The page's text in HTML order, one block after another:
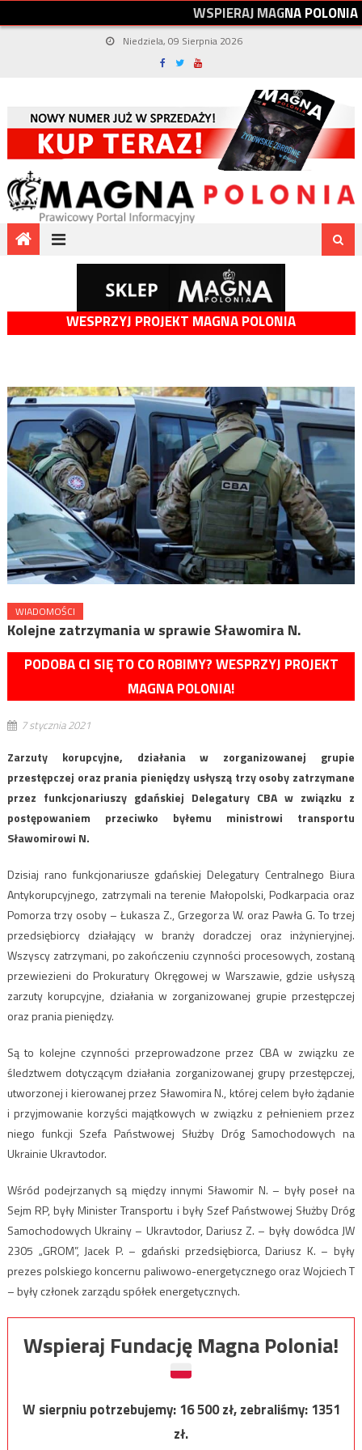
WSPIERAJMAGNAPOLONIA
Niedziela, 09 Sierpnia 2026
WESPRZYJ PROJEKT MAGNA POLONIA
WIADOMOŚCI
Kolejne zatrzymania w sprawie Sławomira N.
PODOBA CI SIĘ TO CO ROBIMY? WESPRZYJ PROJEKT
MAGNA POLONIA!
7 stycznia 2021
Zarzuty korupcyjne, działania w zorganizowanej grupie
przestępczej oraz prania pieniędzy usłyszą trzy osoby zatrzymane
przez funkcjonariuszy gdańskiej Delegatury CBA w związku z
postępowaniem przeciwko byłemu ministrowi transportu
Sławomirowi N.
Dzisiaj rano funkcjonariusze gdańskiej Delegatury Centralnego Biura
Antykorupcyjnego, zatrzymali na terenie Małopolski, Podkarpacia oraz
Pomorza trzy osoby – Łukasza Z., Grzegorza W. oraz Pawła G. To trzej
przedsiębiorcy działający w branży doradczej oraz inżynieryjnej.
Wszyscy zatrzymani, po zakończeniu czynności procesowych, zostaną
przewiezieni do Prokuratury Okręgowej w Warszawie, gdzie usłyszą
zarzuty korupcyjne, działania w zorganizowanej grupie przestępczej
oraz prania pieniędzy.
Są to kolejne czynności przeprowadzone przez CBA w związku ze
śledztwem dotyczącym działania zorganizowanej grupy przestępczej,
utworzonej i kierowanej przez Sławomira N., której celem było żądanie
i przyjmowanie korzyści majątkowych w związku z pełnieniem przez
niego funkcji Szefa Państwowej Służby Dróg Samochodowych na
Ukrainie Ukravtodor.
Wśród podejrzanych są między innymi Sławomir N. – były poseł na
Sejm RP, były Minister Transportu i były Szef Państwowej Służby Dróg
Samochodowych Ukrainy – Ukravtodor, Dariusz Z. – były dowódca JW
2305 „GROM”, Jacek P. – gdański przedsiębiorca, Dariusz K. – były
prezes polskiego koncernu paliwowo-energetycznego oraz Wojciech T
– były członek zarządu spółek energetycznych.
Wspieraj Fundację Magna Polonia!
W sierpniu potrzebujemy:16 500zł, zebraliśmy:1351
zł.